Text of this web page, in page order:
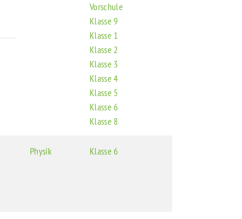
Vorschule
Klasse 9
Klasse 1
Klasse 2
Klasse 3
Klasse 4
Klasse 5
Klasse 6
Klasse 8
Physik Klasse 6